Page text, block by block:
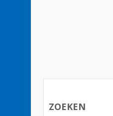
ZOEKEN